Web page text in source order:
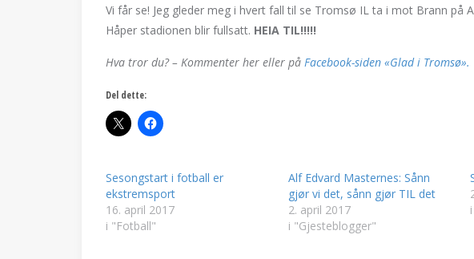
Vi får se! Jeg gleder meg i hvert fall til se Tromsø IL ta i mot Brann på
Håper stadionen blir fullsatt. HEIA TIL!!!!!
Hva tror du? – Kommenter her eller på Facebook-siden «Glad i Tromsø».
Del dette:
Sesongstart i fotball er
ekstremsport
16. april 2017
i "Fotball"
Alf Edvard Masternes: Sånn
gjør vi det, sånn gjør TIL det
2. april 2017
i "Gjesteblogger"